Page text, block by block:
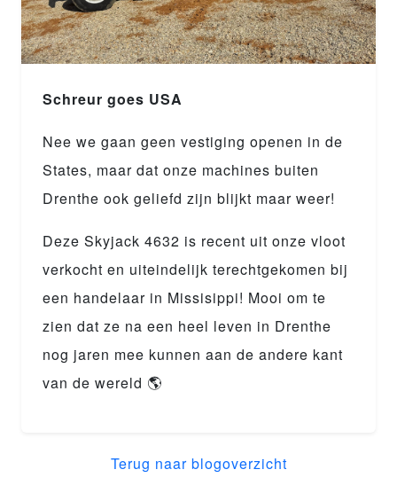
Schreur goes USA
Nee we gaan geen vestiging openen in de
States, maar dat onze machines buiten
Drenthe ook geliefd zijn blijkt maar weer!
Deze Skyjack 4632 is recent uit onze vloot
verkocht en uiteindelijk terechtgekomen bij
een handelaar in Missisippi! Mooi om te
zien dat ze na een heel leven in Drenthe
nog jaren mee kunnen aan de andere kant
van de wereld 🌎
Terug naar blogoverzicht